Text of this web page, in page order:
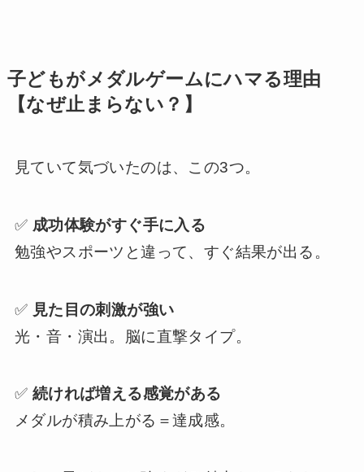
子どもがメダルゲームにハマる理由
【なぜ止まらない？】
見ていて気づいたのは、この3つ。
✅ 成功体験がすぐ手に入る
勉強やスポーツと違って、すぐ結果が出る。
✅ 見た目の刺激が強い
光・音・演出。脳に直撃タイプ。
✅ 続ければ増える感覚がある
メダルが積み上がる＝達成感。